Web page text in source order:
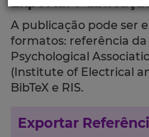
A publicação pode ser
formatos: referência da
Psychological
(Institute of Electrical
BibTeX e RIS.
Exportar